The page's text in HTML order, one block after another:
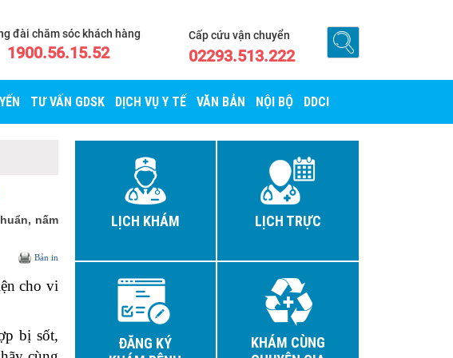
đài chăm sóc khách hàng
1900.56.15.52
Cấp cứu vận chuyển
02293.513.222
TƯ VẤN GDSK DỊCH VỤ Y TẾ VĂN BẢN NỘI BỘ DDCI
nấm
Bản in
cho vi
bị sốt,
LỊCH KHÁM LỊCH TRỰC
ĐĂNG KÝ
KHÁM CÙNG